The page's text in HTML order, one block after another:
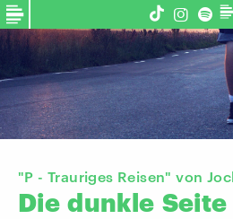
"P - Trauriges Reisen" von
Die dunkle Seite